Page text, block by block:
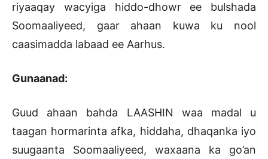
riyaaqay wacyiga hiddo-dhowr ee bulshada
Soomaaliyeed, gaar ahaan kuwa ku nool
caasimadda labaad ee Aarhus.
Gunaanad:
Guud ahaan bahda LAASHIN waa madal u
taagan hormarinta afka, hiddaha, dhaqanka iyo
suugaanta Soomaaliyeed, waxaana ka go’an